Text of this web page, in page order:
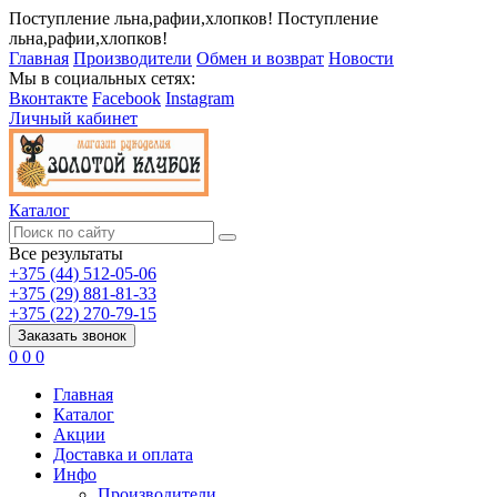
Поступление льна,рафии,хлопков! Поступление
льна,рафии,хлопков!
Главная Производители Обмен и возврат Новости
Мы в социальных сетях:
Вконтакте Facebook Instagram
Личный кабинет
Каталог
Все результаты
+375 (44) 512-05-06
+375 (29) 881-81-33
+375 (22) 270-79-15
Заказать звонок
0 0 0
Главная
Каталог
Акции
Доставка и оплата
Инфо